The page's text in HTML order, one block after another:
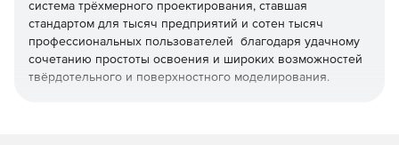
система трёхмерного проектирования, ставшая
стандартом для тысяч предприятий и сотен тысяч
профессиональных пользователей благодаря удачному
сочетанию простоты освоения и широких возможностей
твёрдотельного и поверхностного моделирования.